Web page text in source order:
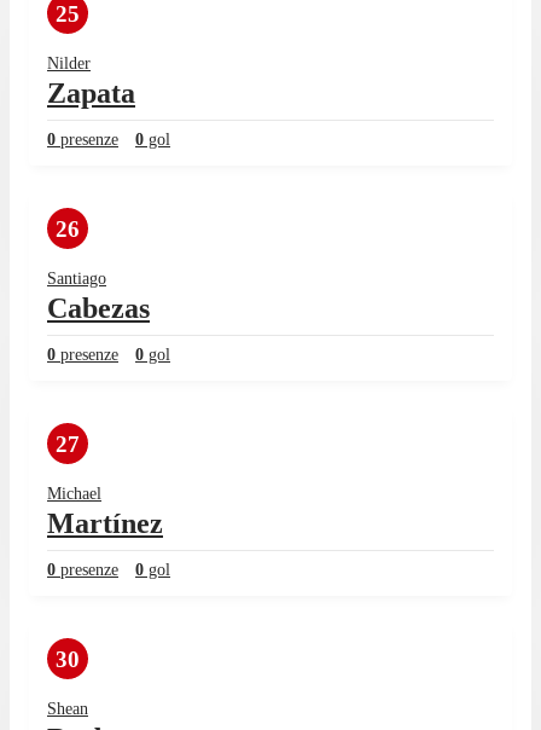
25
Nilder
Zapata
0 presenze 0 gol
26
Santiago
Cabezas
0 presenze 0 gol
27
Michael
Martínez
0 presenze 0 gol
30
Shean